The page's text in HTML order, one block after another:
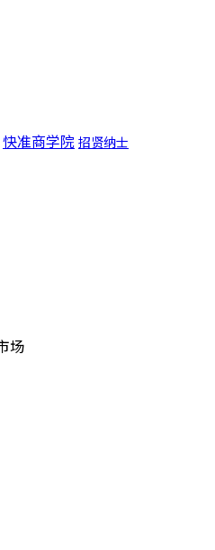
快准商学院 招贤纳士